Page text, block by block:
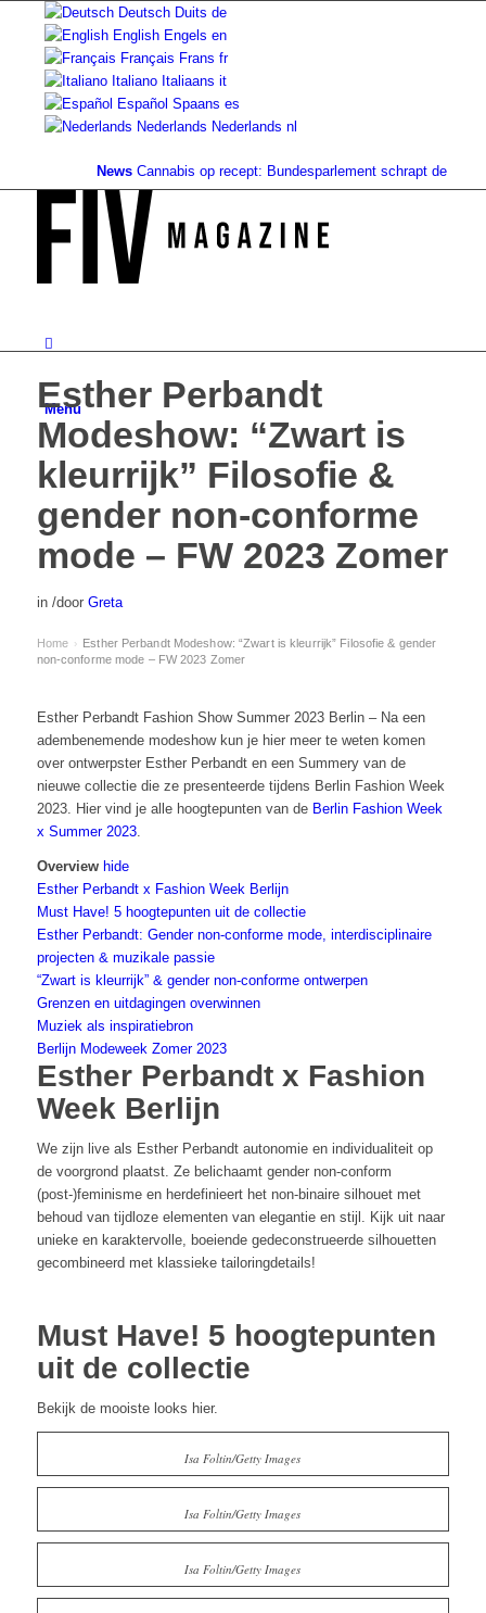
Deutsch Duits de
English Engels en
Français Frans fr
Italiano Italiaans it
Español Spaans es
Nederlands Nederlands nl
News Cannabis op recept: Bundesparlement schrapt de
Menu
Esther Perbandt
Modeshow: “Zwart is
kleurrijk” Filosofie &
gender non-conforme
mode – FW 2023 Zomer
in /door Greta
Home › Esther Perbandt Modeshow: “Zwart is kleurrijk” Filosofie & gender
non-conforme mode – FW 2023 Zomer
Esther Perbandt Fashion Show Summer 2023 Berlin – Na een
adembenemende modeshow kun je hier meer te weten komen
over ontwerpster Esther Perbandt en een Summery van de
nieuwe collectie die ze presenteerde tijdens Berlin Fashion Week
2023. Hier vind je alle hoogtepunten van de Berlin Fashion Week
x Summer 2023.
Overview hide
Esther Perbandt x Fashion Week Berlijn
Must Have! 5 hoogtepunten uit de collectie
Esther Perbandt: Gender non-conforme mode, interdisciplinaire
projecten & muzikale passie
“Zwart is kleurrijk” & gender non-conforme ontwerpen
Grenzen en uitdagingen overwinnen
Muziek als inspiratiebron
Berlijn Modeweek Zomer 2023
Esther Perbandt x Fashion
Week Berlijn
We zijn live als Esther Perbandt autonomie en individualiteit op
de voorgrond plaatst. Ze belichaamt gender non-conform
(post-)feminisme en herdefinieert het non-binaire silhouet met
behoud van tijdloze elementen van elegantie en stijl. Kijk uit naar
unieke en karaktervolle, boeiende gedeconstrueerde silhouetten
gecombineerd met klassieke tailoringdetails!
Must Have! 5 hoogtepunten
uit de collectie
Bekijk de mooiste looks hier.
Isa Foltin/Getty Images
Isa Foltin/Getty Images
Isa Foltin/Getty Images